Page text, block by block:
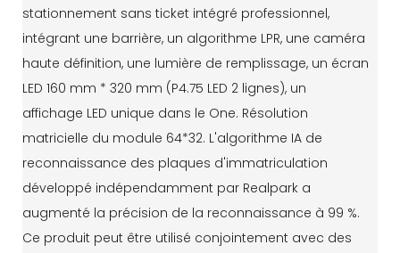
stationnement sans ticket intégré professionnel,
intégrant une barrière, un algorithme LPR, une caméra
haute définition, une lumière de remplissage, un écran
LED 160 mm * 320 mm (P4.75 LED 2 lignes), un
affichage LED unique dans le One. Résolution
matricielle du module 64*32. L'algorithme IA de
reconnaissance des plaques d'immatriculation
développé indépendamment par Realpark a
augmenté la précision de la reconnaissance à 99 %.
Ce produit peut être utilisé conjointement avec des